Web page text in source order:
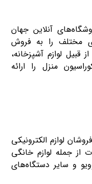
آنلاین جهان
مختلف را به فروش
لوازم آشپزخانه،
منزل را ارائه
لوازم الکترونیکی
از جمله لوازم خانگی
و سایر دستگاه‌های